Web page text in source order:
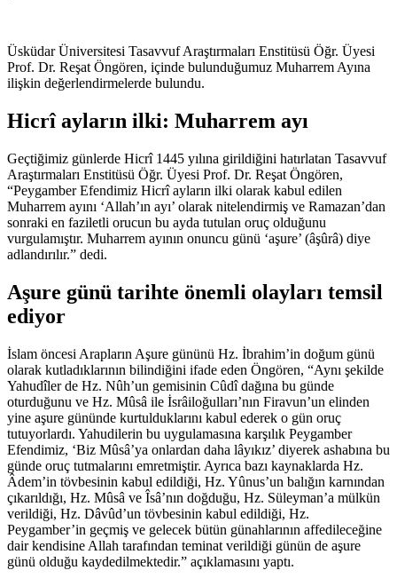
Üsküdar Üniversitesi Tasavvuf Araştırmaları Enstitüsü Öğr. Üyesi
Prof. Dr. Reşat Öngören, içinde bulunduğumuz Muharrem Ayına
ilişkin değerlendirmelerde bulundu.
Hicrî ayların ilki: Muharrem ayı
Geçtiğimiz günlerde Hicrî 1445 yılına girildiğini hatırlatan Tasavvuf
Araştırmaları Enstitüsü Öğr. Üyesi Prof. Dr. Reşat Öngören,
“Peygamber Efendimiz Hicrî ayların ilki olarak kabul edilen
Muharrem ayını ‘Allah’ın ayı’ olarak nitelendirmiş ve Ramazan’dan
sonraki en faziletli orucun bu ayda tutulan oruç olduğunu
vurgulamıştır. Muharrem ayının onuncu günü ‘aşure’ (âşûrâ) diye
adlandırılır.” dedi.
Aşure günü tarihte önemli olayları temsil
ediyor
İslam öncesi Arapların Aşure gününü Hz. İbrahim’in doğum günü
olarak kutladıklarının bilindiğini ifade eden Öngören, “Aynı şekilde
Yahudîler de Hz. Nûh’un gemisinin Cûdî dağına bu günde
oturduğunu ve Hz. Mûsâ ile İsrâiloğulları’nın Firavun’un elinden
yine aşure gününde kurtulduklarını kabul ederek o gün oruç
tutuyorlardı. Yahudilerin bu uygulamasına karşılık Peygamber
Efendimiz, ‘Biz Mûsâ’ya onlardan daha lâyıkız’ diyerek ashabına bu
günde oruç tutmalarını emretmiştir. Ayrıca bazı kaynaklarda Hz.
Âdem’in tövbesinin kabul edildiği, Hz. Yûnus’un balığın karnından
çıkarıldığı, Hz. Mûsâ ve Îsâ’nın doğduğu, Hz. Süleyman’a mülkün
verildiği, Hz. Dâvûd’un tövbesinin kabul edildiği, Hz.
Peygamber’in geçmiş ve gelecek bütün günahlarının affedileceğine
dair kendisine Allah tarafından teminat verildiği günün de aşure
günü olduğu kaydedilmektedir.” açıklamasını yaptı.